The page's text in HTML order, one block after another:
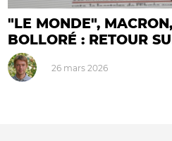
"LE MONDE",
BOLLORÉ : RETOUR
26 mars 2026